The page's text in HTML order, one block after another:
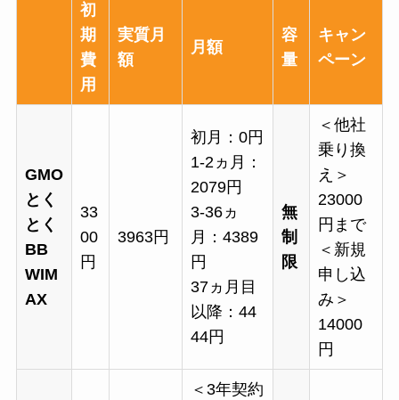
初
期
費
用
実質月
額
月額
容
量
キャン
ペーン
GMO
とく
とく
BB
WIM
AX
33
00
円
3963円
初月：0円
1-2ヵ月：
2079円
3-36ヵ
月：4389
円
37ヵ月目
以降：44
44円
無
制
限
＜他社
乗り換
え＞
23000
円まで
＜新規
申し込
み＞
14000
円
＜3年契約